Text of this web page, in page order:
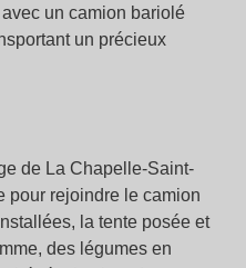
un camion bariolé
un précieux
de La Chapelle-Saint-
pour rejoindre le camion
la tente posée et
des légumes en